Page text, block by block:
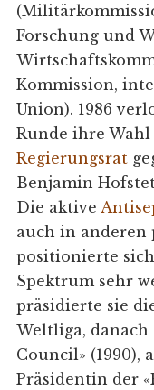
Forschung und
Kommission,
Union). 1986
Runde ihre
Regierungsrat
Benjamin
Die aktive
auch in anderen
positionierte
Spektrum sehr
präsidierte sie
Weltliga, danach
Council» (1990),
Präsidentin der